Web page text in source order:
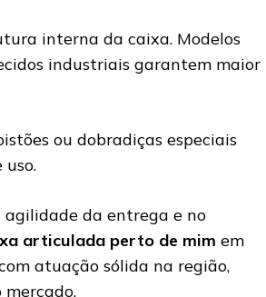
interna da caixa. Modelos
industriais garantem maior
ou dobradiças especiais
da entrega e no
articulada perto de mim em
atuação sólida na região,